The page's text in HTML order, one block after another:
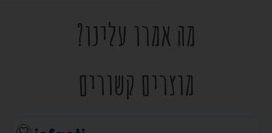
מה אמרו עלינו?
מוצרים קשורים